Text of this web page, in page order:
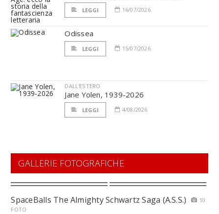
LEGGI 16/07/2026
Odissea
LEGGI 15/07/2026
DALL'ESTERO
Jane Yolen, 1939-2026
LEGGI 4/08/2026
GALLERIE FOTOGRAFICHE
SpaceBalls The Almighty Schwartz Saga (A.S.S.)
10
FOTO